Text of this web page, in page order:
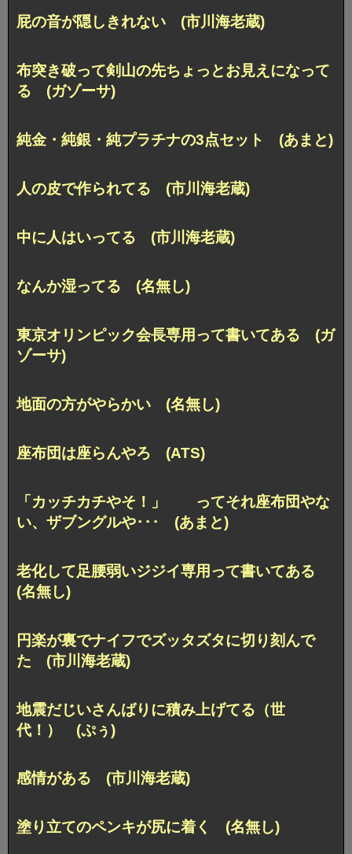
屁の音が隠しきれない (市川海老蔵)
布突き破って剣山の先ちょっとお見えになって
る (ガゾーサ)
純金・純銀・純プラチナの3点セット (あまと)
人の皮で作られてる (市川海老蔵)
中に人はいってる (市川海老蔵)
なんか湿ってる (名無し)
東京オリンピック会長専用って書いてある (ガ
ゾーサ)
地面の方がやらかい (名無し)
座布団は座らんやろ (ATS)
「カッチカチやそ！」 ってそれ座布団やな
い、ザブングルや･･･ (あまと)
老化して足腰弱いジジイ専用って書いてある
(名無し)
円楽が裏でナイフでズッタズタに切り刻んで
た (市川海老蔵)
地震だじいさんばりに積み上げてる（世
代！） (ぷぅ)
感情がある (市川海老蔵)
塗り立てのペンキが尻に着く (名無し)